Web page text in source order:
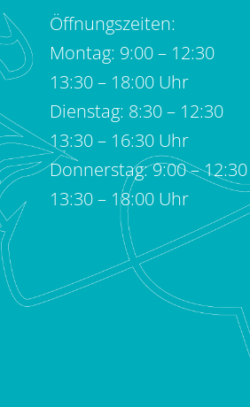
Öffnungszeiten:
Montag: 9:00 – 12:30
13:30 – 18:00 Uhr
Dienstag: 8:30 – 12:30
13:30 – 16:30 Uhr
Donnerstag: 9:00 – 12:30
13:30 – 18:00 Uhr